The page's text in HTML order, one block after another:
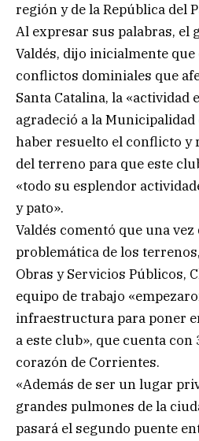
región y de la República del
Al expresar sus palabras, el
Valdés, dijo inicialmente que
conflictos dominiales que
Santa Catalina, la «actividad
agradeció a la
haber resuelto el conflicto y
del terreno para que este
«todo su esplendor
y pato».
Valdés comentó que una vez
problemática de los
Obras y Servicios Públicos,
equipo de trabajo
infraestructura para poner
a este club», que cuenta con
corazón de Corrientes.
«Además de ser un lugar
grandes pulmones de la
pasará el segundo puente